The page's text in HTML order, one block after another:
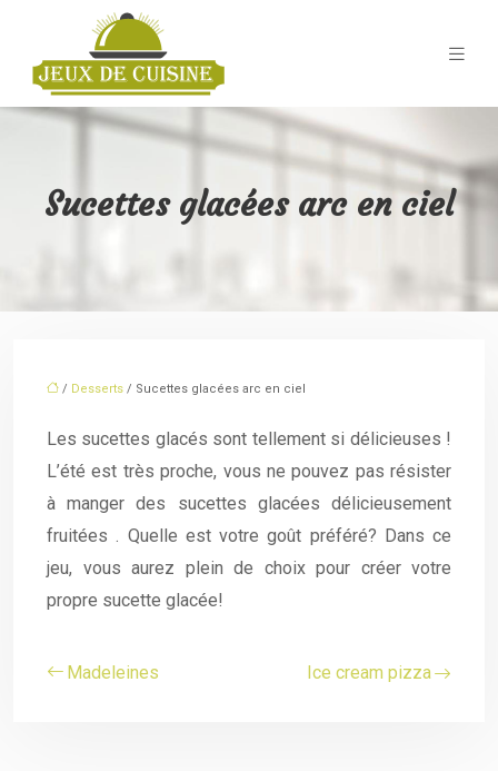
Sucettes glacées arc en ciel
/ Desserts / Sucettes glacées arc en ciel
Les sucettes glacés sont tellement si délicieuses !
L’été est très proche, vous ne pouvez pas résister
à manger des sucettes glacées délicieusement
fruitées . Quelle est votre goût préféré? Dans ce
jeu, vous aurez plein de choix pour créer votre
propre sucette glacée!
Madeleines Ice cream pizza